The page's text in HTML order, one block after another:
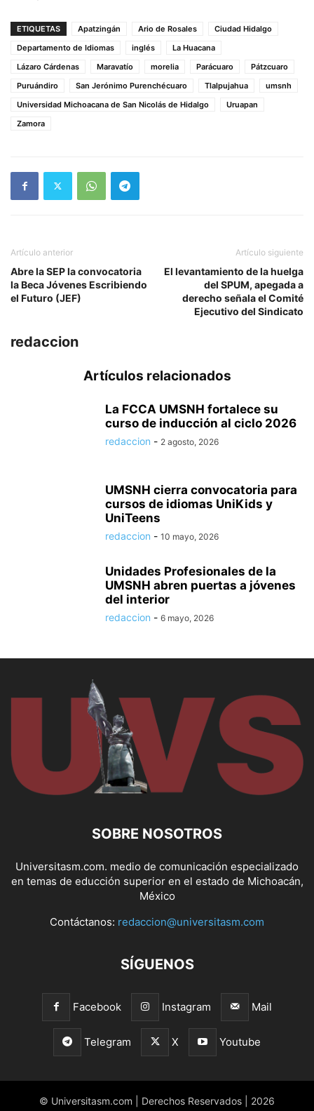
ETIQUETAS Apatzingán Ario de Rosales
Ciudad Hidalgo
Departamento de Idiomas
inglés
La Huacana
Lázaro Cárdenas
Maravatío morelia Parácuaro
Pátzcuaro
Puruándiro
San Jerónimo Purenchécuaro Tlalpujahua
umsnh
Universidad Michoacana de San Nicolás de Hidalgo
Uruapan
Zamora
Artículo anterior
Abre la SEP la convocatoria
la Beca Jóvenes Escribiendo
el Futuro (JEF)
Artículo siguiente
El levantamiento de la huelga
del SPUM, apegada a
derecho señala el Comité
Ejecutivo del Sindicato
redaccion
Artículos relacionados
La FCCA UMSNH fortalece su
curso de inducción al ciclo 2026
redaccion - 2 agosto, 2026
UMSNH cierra convocatoria para
cursos de idiomas UniKids y
UniTeens
redaccion - 10 mayo, 2026
Unidades Profesionales de la
UMSNH abren puertas a jóvenes
del interior
redaccion - 6 mayo, 2026
SOBRE NOSOTROS
Universitasm.com. medio de comunicación especializado
en temas de educción superior en el estado de Michoacán,
México
Contáctanos: redaccion@universitasm.com
SÍGUENOS
Facebook Instagram Mail
Telegram X Youtube
© Universitasm.com | Derechos Reservados | 2026